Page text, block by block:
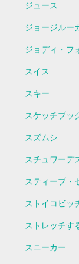
ジュース
ジョージルー
ジョディ・フ
スイス
スキー
スケッチブッ
スズムシ
スチュワーデ
スティーブ・
ストイコビッ
ストレッチす
スニーカー